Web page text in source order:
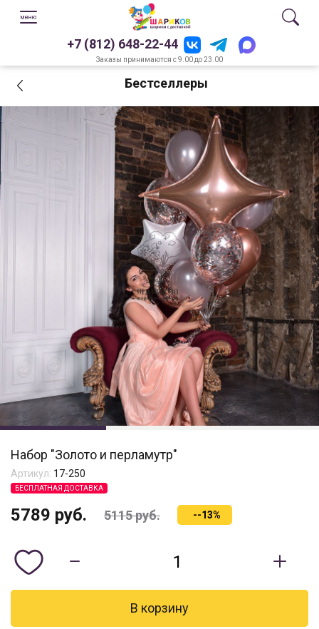
+7 (812) 648-22-44
Заказы принимаются с 9.00 до 23.00
Бестселлеры
Набор "Золото и перламутр"
Артикул: 17-250
БЕСПЛАТНАЯ ДОСТАВКА
5789 руб. 5115руб. --13%